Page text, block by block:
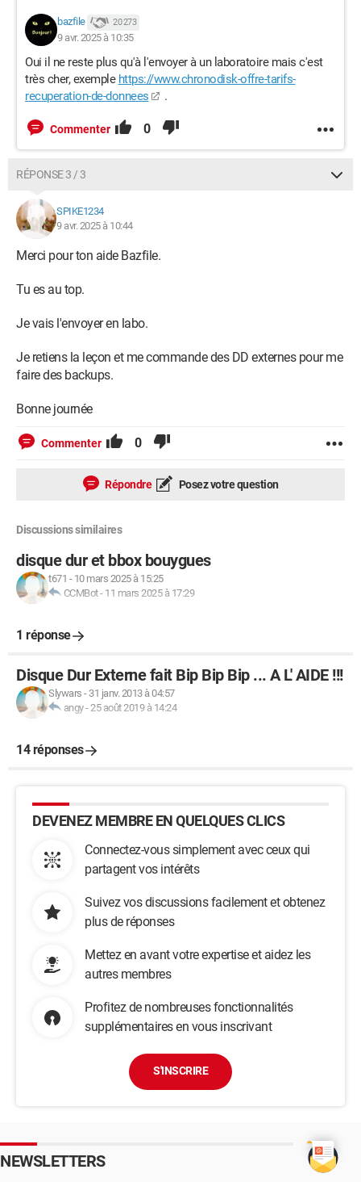
bazfile 20 273
9 avr. 2025 à 10:35
Oui il ne reste plus qu'à l'envoyer à un laboratoire mais c'est
très cher, exemple https://www.chronodisk-offre-tarifs-
recuperation-de-donnees
.
Commenter 0
RÉPONSE 3 / 3
SPIKE1234
9 avr. 2025 à 10:44
Merci pour ton aide Bazfile.
Tu es au top.
Je vais l'envoyer en labo.
Je retiens la leçon et me commande des DD externes pour me
faire des backups.
Bonne journée
Commenter 0
Répondre Posez votre question
Discussions similaires
disque dur et bbox bouygues
t671 - 10 mars 2025 à 15:25
CCMBot- 11 mars 2025 à 17:29
1 réponse
Disque Dur Externe fait Bip Bip Bip ... A L' AIDE !!!
Slywars - 31 janv. 2013 à 04:57
angy-25 août 2019 à 14:24
14 réponses
DEVENEZ MEMBRE EN QUELQUES CLICS
Connectez-vous simplement avec ceux qui
partagent vos intérêts
Suivez vos discussions facilement et obtenez
plus de réponses
Mettez en avant votre expertise et aidez les
autres membres
Profitez de nombreuses fonctionnalités
supplémentaires en vous inscrivant
S'INSCRIRE
NEWSLETTERS